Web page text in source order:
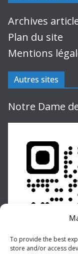
To provide the best
store and/or access
Archives
Plan du site
Mentions
Autres sites
Notre Dame